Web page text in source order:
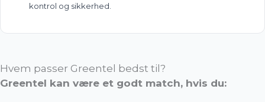
kontrol og sikkerhed.
Hvem passer Greentel bedst til?
Greentel kan være et godt match, hvis du: